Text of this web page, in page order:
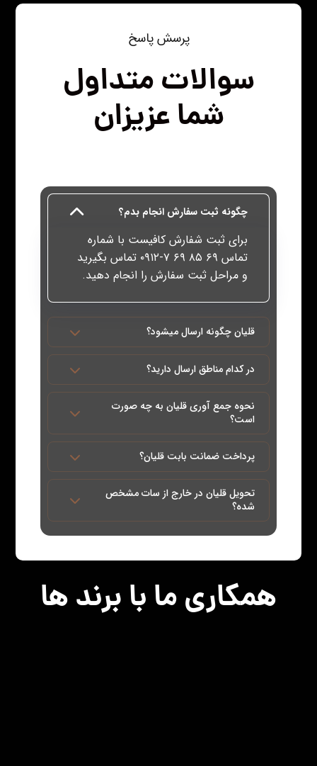
پرسش پاسخ
سوالات متداول
شما عزیزان
چگونه ثبت سفارش انجام بدم؟
برای ثبت شفارش کافیست با شماره
تماس ۶۹ ۸۵ ۶۹ ۷-۰۹۱۲
تماس بگیرید
و مراحل ثبت سفارش را انجام دهید.
قلیان چگونه ارسال میشود؟
در کدام مناطق ارسال دارید؟
نحوه جمع آوری قلیان به چه صورت
است؟
پرداخت ضمانت بابت قلیان؟
تحویل قلیان در خارج از سات مشخص
شده؟
همکاری ما با برند ها